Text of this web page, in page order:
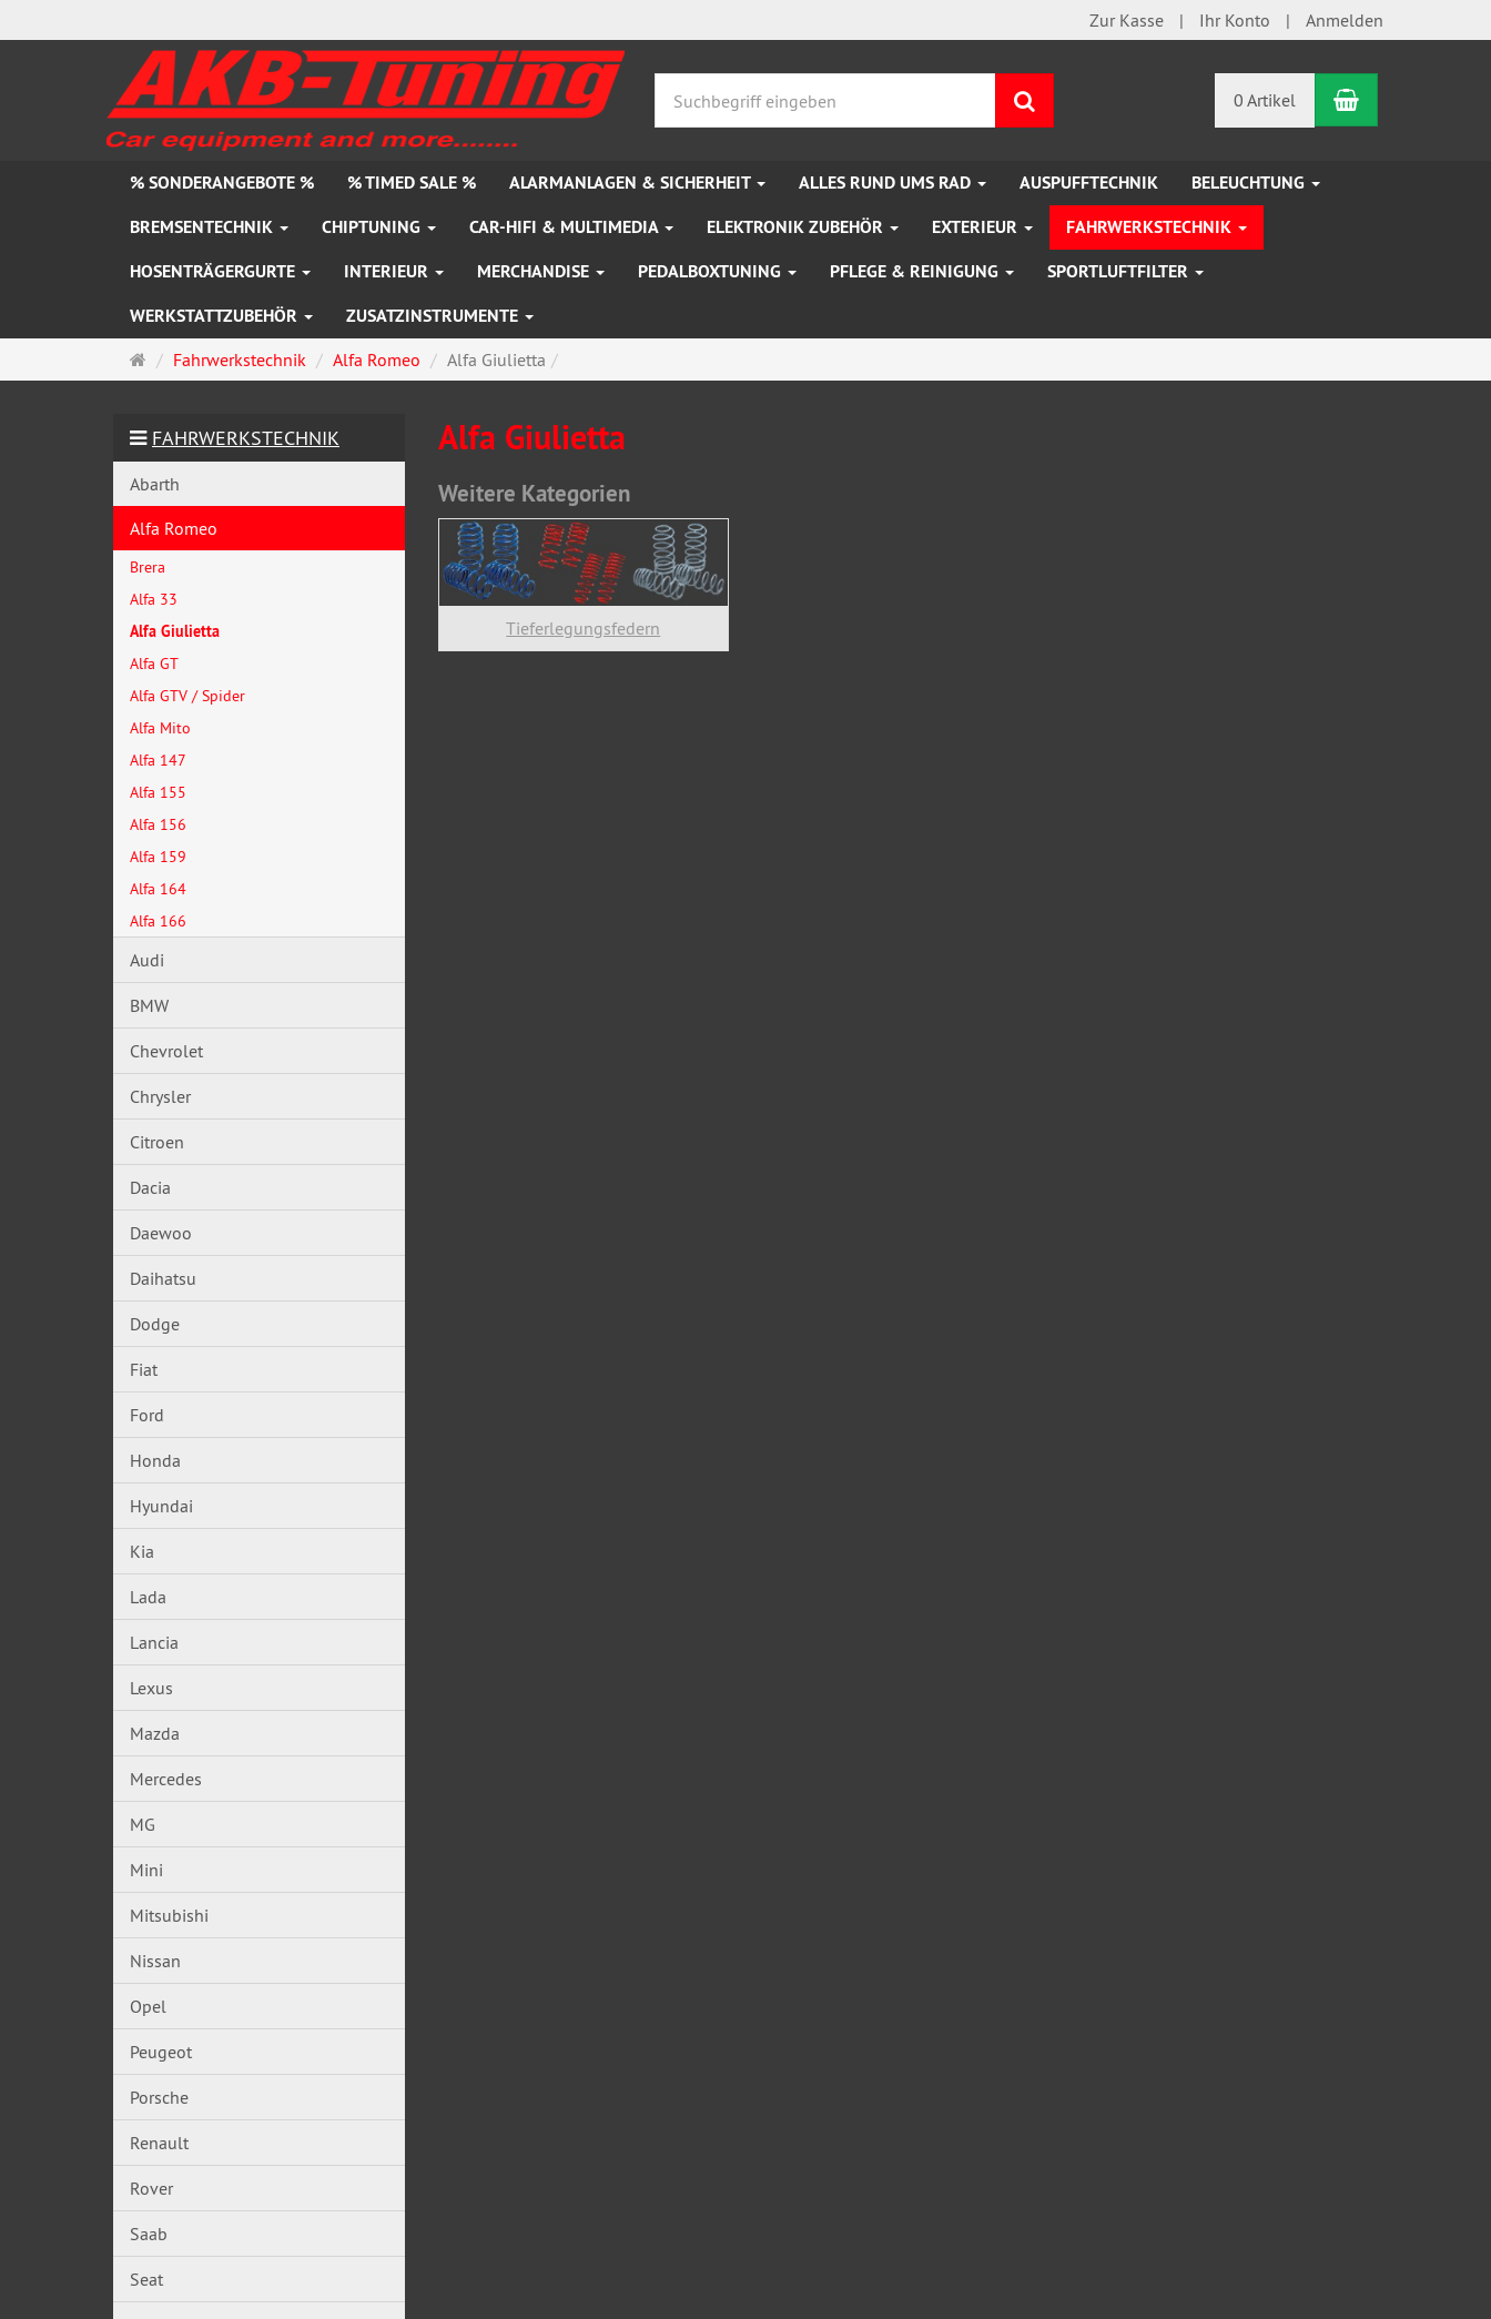
Zur Kasse Ihr Konto Anmelden
0 Artikel Warenkorb
% SONDERANGEBOTE % % TIMED SALE % ALARMANLAGEN & SICHERHEIT ALLES RUND UMS RAD AUSPUFFTECHNIK
BELEUCHTUNG
BREMSENTECHNIK
CHIPTUNING CAR-HIFI & MULTIMEDIA ELEKTRONIK ZUBEHÖR EXTERIEUR
FAHRWERKSTECHNIK
HOSENTRÄGERGURTE
INTERIEUR MERCHANDISE PEDALBOXTUNING PFLEGE & REINIGUNG
SPORTLUFTFILTER
WERKSTATTZUBEHÖR
ZUSATZINSTRUMENTE
Startseite
Fahrwerkstechnik Alfa Romeo Alfa Giulietta
Alfa Giulietta
Weitere Kategorien
Tieferlegungsfedern
FAHRWERKSTECHNIK
Abarth
Alfa Romeo
Brera
Alfa 33
Alfa Giulietta
Alfa GT
Alfa GTV / Spider
Alfa Mito
Alfa 147
Alfa 155
Alfa 156
Alfa 159
Alfa 164
Alfa 166
Audi
BMW
Chevrolet
Chrysler
Citroen
Dacia
Daewoo
Daihatsu
Dodge
Fiat
Ford
Honda
Hyundai
Kia
Lada
Lancia
Lexus
Mazda
Mercedes
MG
Mini
Mitsubishi
Nissan
Opel
Peugeot
Porsche
Renault
Rover
Saab
Seat